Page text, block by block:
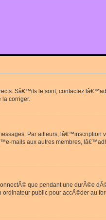
Sâ€™ils le sont, contactez
la corriger.
Par ailleurs,
mails aux autres membres,
que pendant une durÃ©e
public pour accÃ©der au